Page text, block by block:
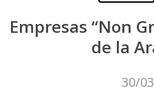
Empresas “Non
de la
30/